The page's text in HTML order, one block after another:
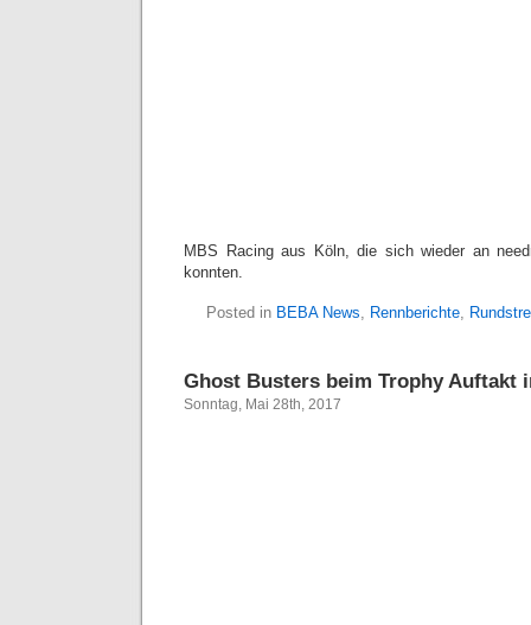
MBS Racing aus Köln, die sich wieder an
konnten.
Posted in BEBA News, Rennberichte,
Ghost Busters beim Trophy Auftakt
Sonntag, Mai 28th, 2017